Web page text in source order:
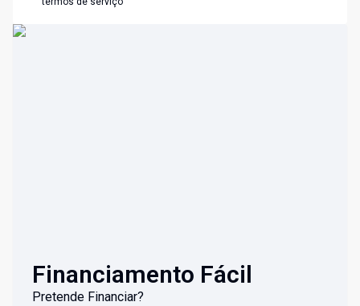
Financiamento Fácil
Pretende Financiar?